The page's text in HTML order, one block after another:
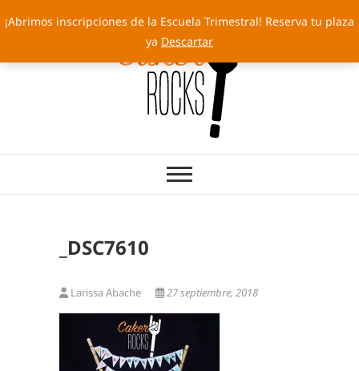
¡Abrimos inscripciones de la Escuela Trimestral! Reserva tu plaza
ya Descartar
al
Cakery Rocks
_DSC7610
Larissa Abache 27 septiembre, 2018